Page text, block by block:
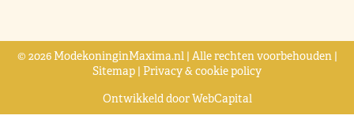
© 2026 ModekoninginMaxima.nl | Alle rechten voorbehouden |
Sitemap | Privacy & cookie policy
Ontwikkeld doorWebCapital